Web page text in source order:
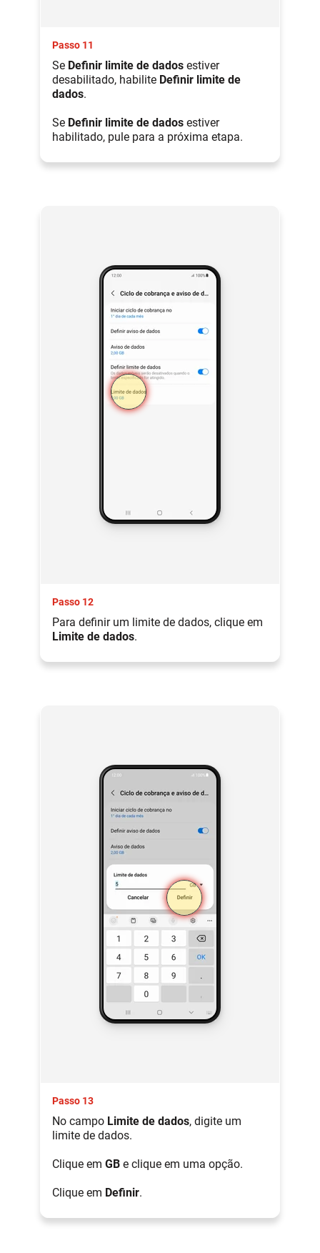
Passo 11
Se Definir limite de dados estiver
desabilitado, habilite Definir limite de
dados.
Se Definir limite de dados estiver
habilitado, pule para a próxima etapa.
Passo 12
Para definir um limite de dados, clique em
Limite de dados.
Passo 13
No campo Limite de dados, digite um
limite de dados.
Clique em GB e clique em uma opção.
Clique em Definir.